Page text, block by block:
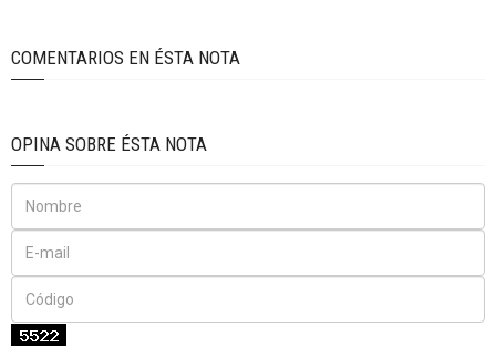
COMENTARIOS EN ÉSTA NOTA
OPINA SOBRE ÉSTA NOTA